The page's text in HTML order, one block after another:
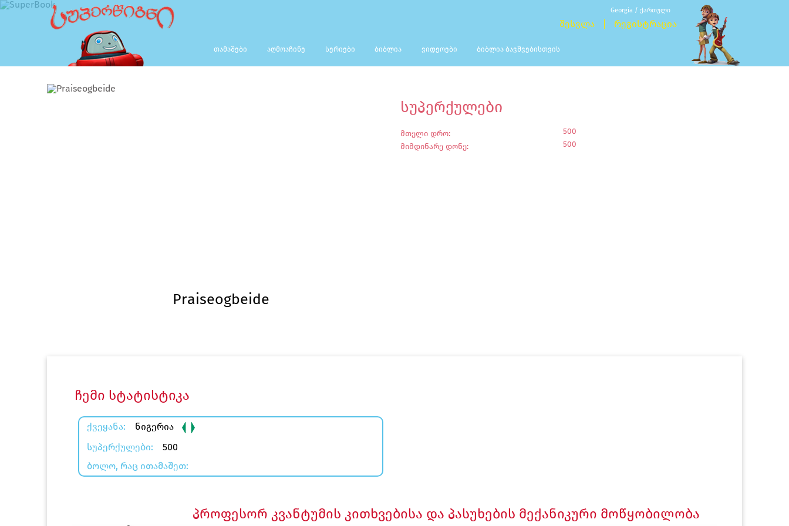
Georgia / ქართული
ᲨᲔᲡᲕᲚᲐ ᲠᲔᲒᲘᲡᲢᲠᲐᲪᲘᲐ
ᲗᲐᲛᲐᲨᲔᲑᲘ ᲐᲦᲛᲝᲐᲩᲘᲜᲔ ᲡᲔᲠᲘᲔᲑᲘ ᲑᲘᲑᲚᲘᲐ ᲕᲘᲓᲔᲝᲔᲑᲘ ᲑᲘᲑᲚᲘᲐ ᲑᲐᲕᲨᲕᲔᲑᲘᲡᲗᲕᲘᲡ
ᲡᲣᲞᲔᲠᲥᲣᲚᲔᲑᲘ
ᲛᲗᲔᲚᲘ ᲓᲠᲝ:
500
ᲛᲘᲛᲓᲘᲜᲐᲠᲔ ᲓᲝᲜᲔ:
500
Praiseogbeide
ჩემი სტატისტიკა
ᲥᲕᲔᲧᲐᲜᲐ:
ნიგერია
ᲡᲣᲞᲔᲠᲥᲣᲚᲔᲑᲘ:
500
ᲑᲝᲚᲝ, ᲠᲐᲪ ᲘᲗᲐᲛᲐᲨᲔᲗ:
პროფესორ კვანტუმის კითხვებისა და პასუხების მექანიკური მოწყობილობა